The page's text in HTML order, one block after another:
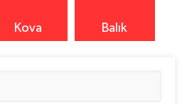
Kova Balık